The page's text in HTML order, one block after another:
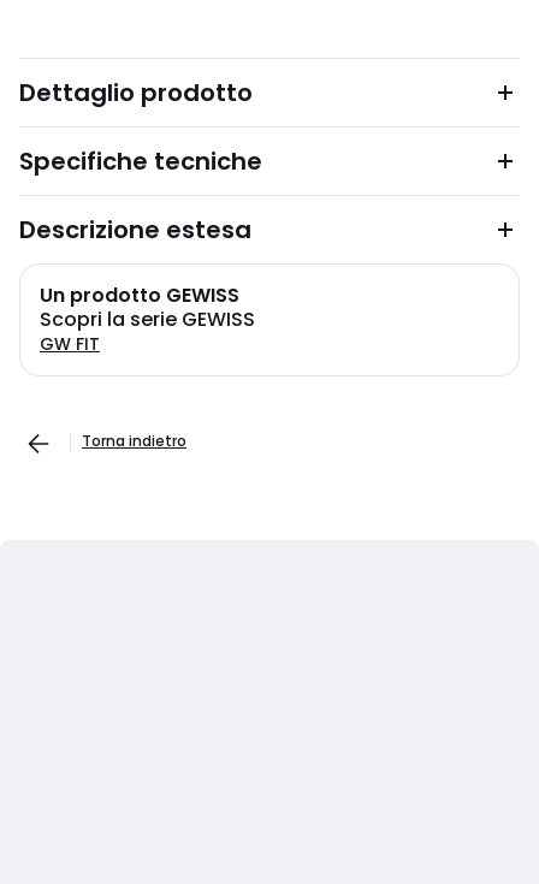
Dettaglio prodotto
Specifiche tecniche
Descrizione estesa
Un prodotto GEWISS
Scopri la serie GEWISS
GW FIT
Torna indietro